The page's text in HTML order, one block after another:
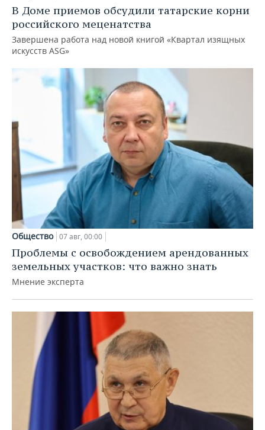
В Доме приемов обсудили татарские корни
российского меценатства
Завершена работа над новой книгой «Квартал изящных
искусств ASG»
Общество 07 авг, 00:00
Проблемы с освобождением арендованных
земельных участков: что важно знать
Мнение эксперта